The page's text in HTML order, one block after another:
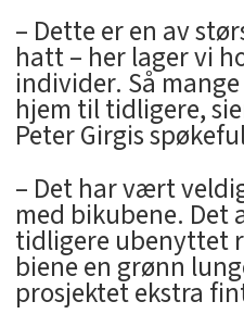
– Dette er en av
hatt – her lager vi
individer. Så
hjem til tidligere,
Peter Girgis
– Det har vært
med bikubene. Det
tidligere ubenyttet
biene en grønn
prosjektet ekstra